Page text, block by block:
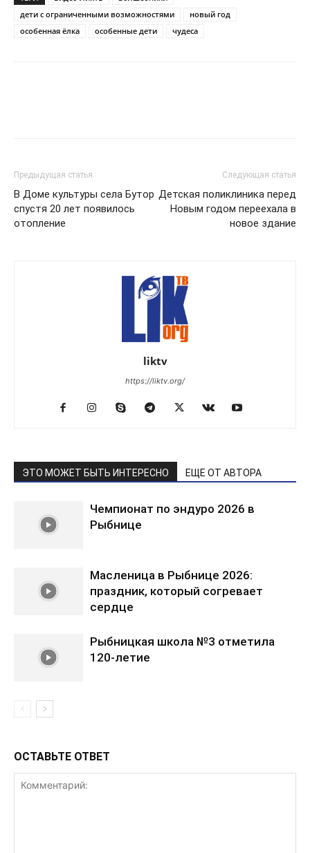
дети с ограниченными возможностями
новый год
особенная ёлка
особенные дети чудеса
Предыдущая статья
В Доме культуры села Бутор
спустя 20 лет появилось
отопление
Следующая статья
Детская поликлиника перед
Новым годом переехала в
новое здание
liktv
https://liktv.org/
ЭТО МОЖЕТ БЫТЬ ИНТЕРЕСНО ЕЩЕ ОТ АВТОРА
Чемпионат по эндуро 2026 в
Рыбнице
Масленица в Рыбнице 2026:
праздник, который согревает
сердце
Рыбницкая школа №3 отметила
120-летие
ОСТАВЬТЕ ОТВЕТ